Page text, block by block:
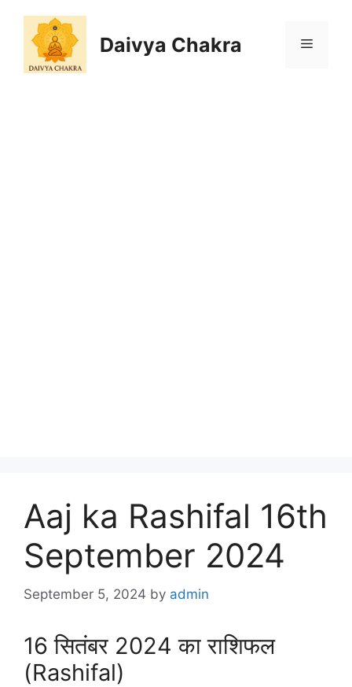
content
Daivya Chakra MENU
Aaj ka Rashifal 16th
September 2024
September 5, 2024 by admin
16 सितंबर 2024 का राशिफल
(Rashifal)